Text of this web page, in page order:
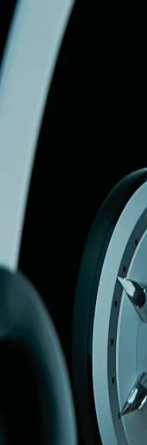
Skip to main content
MAGEM
deadmau5 -
(MAGEM